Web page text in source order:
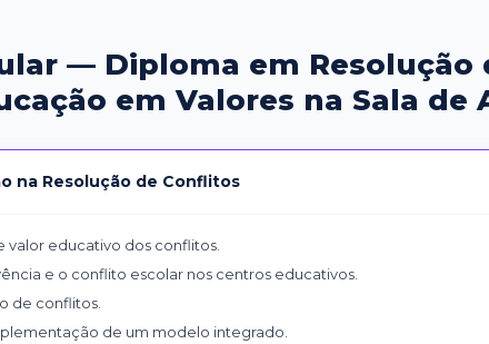
— Diploma em Resolução
em Valores na Sala de
na Resolução de Conflitos
valor educativo dos conflitos.
e o conflito escolar nos centros educativos.
de conflitos.
de um modelo integrado.